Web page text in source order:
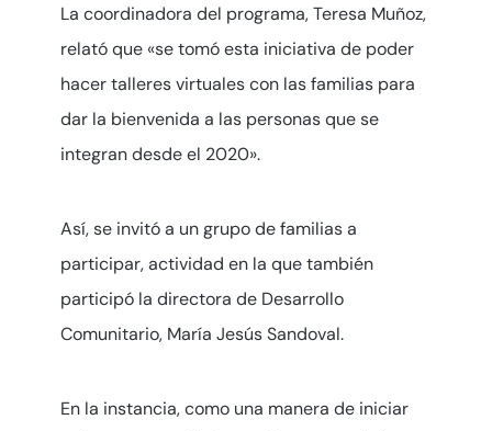
La coordinadora del programa, Teresa Muñoz,
relató que «se tomó esta iniciativa de poder
hacer talleres virtuales con las familias para
dar la bienvenida a las personas que se
integran desde el 2020».
Así, se invitó a un grupo de familias a
participar, actividad en la que también
participó la directora de Desarrollo
Comunitario, María Jesús Sandoval.
En la instancia, como una manera de iniciar